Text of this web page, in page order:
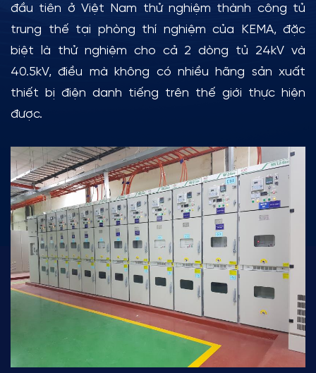
đầu tiên ở Việt Nam thử nghiệm thành công tủ
trung thế tại phòng thí nghiệm của KEMA, đặc
biệt là thử nghiệm cho cả 2 dòng tủ 24kV và
40.5kV, điều mà không có nhiều hãng sản xuất
thiết bị điện danh tiếng trên thế giới thực hiện
được.